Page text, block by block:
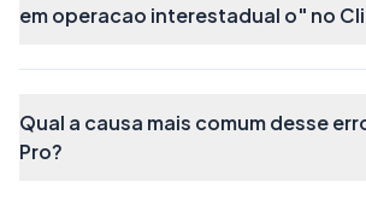
modelo,preencha o Modelo
da mesma:
em operacao interestadual o" no
Qual a causa mais comum desse
Pro?